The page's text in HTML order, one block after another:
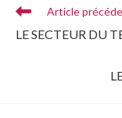
Article
LE SECTEUR DU